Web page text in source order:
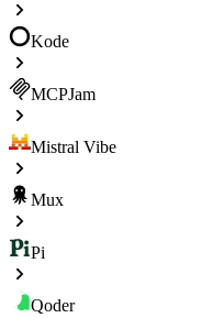
Kode
MCPJam
Mistral Vibe
Mux
Pi
Qoder